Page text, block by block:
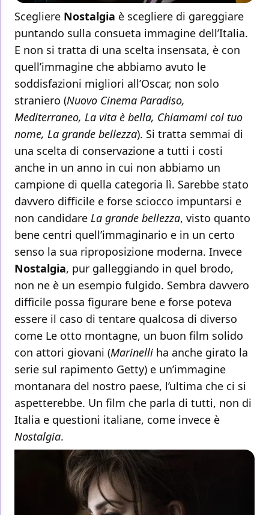
Scegliere Nostalgia è scegliere di gareggiare
puntando sulla consueta immagine dell’Italia.
E non si tratta di una scelta insensata, è con
quell’immagine che abbiamo avuto le
soddisfazioni migliori all’Oscar, non solo
straniero (Nuovo Cinema Paradiso,
Mediterraneo, La vita è bella, Chiamami col tuo
nome, La grande bellezza). Si tratta semmai di
una scelta di conservazione a tutti i costi
anche in un anno in cui non abbiamo un
campione di quella categoria lì. Sarebbe stato
davvero difficile e forse sciocco impuntarsi e
non candidare La grande bellezza, visto quanto
bene centri quell’immaginario e in un certo
senso la sua riproposizione moderna. Invece
Nostalgia, pur galleggiando in quel brodo,
non ne è un esempio fulgido. Sembra davvero
difficile possa figurare bene e forse poteva
essere il caso di tentare qualcosa di diverso
come Le otto montagne, un buon film solido
con attori giovani (Marinelli ha anche girato la
serie sul rapimento Getty) e un’immagine
montanara del nostro paese, l’ultima che ci si
aspetterebbe. Un film che parla di tutti, non di
Italia e questioni italiane, come invece è
Nostalgia.